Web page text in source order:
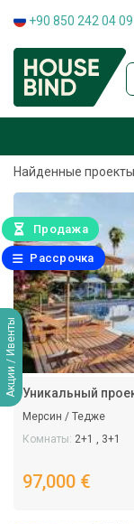
Акции / Ивенты
+90 850 242 04 09
:+90 850 242 04 09
: +90 850 242 04
Найденные
Продажа
Рассрочка
Уникальный
Мерсин / Тедже
Комнаты: 2+1 , 3+1
97,000 €